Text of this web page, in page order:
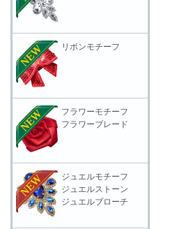
リボンモチーフ
フラワーモチーフ
フラワーブレード
ジュエルモチーフ
ジュエルストーン
ジュエルブローチ